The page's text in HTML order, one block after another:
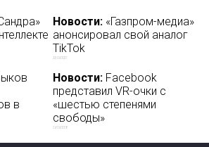
Новости: «Газпром-медиа»
анонсировал свой аналог
TikTok
23/09/2021
в
Новости: Facebook
представил VR-очки с
«шестью степенями
свободы»
29/09/2018